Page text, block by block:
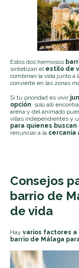
Estos dos hermosos
sintetizan el estilo de
combinan la vida junto a
convierte en las zonas
Si tu prioridad es vivir
opción: solo allí
arena y del animado
villas independientes y
para quienes
renunciar a la cercanía
Consejos
barrio de
de vida
Hay varios factores
barrio de Málaga